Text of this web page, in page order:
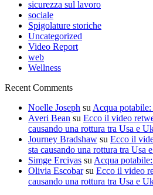
sicurezza sul lavoro
sociale
Spigolature storiche
Uncategorized
Video Report
web
Wellness
Recent Comments
Noelle Joseph su Acqua
Averi Bean su Ecco il video
causando una rottura tra Usa e
Journey Bradshaw su Ecco il
sta causando una rottura tra Usa
Simge Erciyas su Acqua
Olivia Escobarsu Ecco il video
causando una rottura tra Usa e